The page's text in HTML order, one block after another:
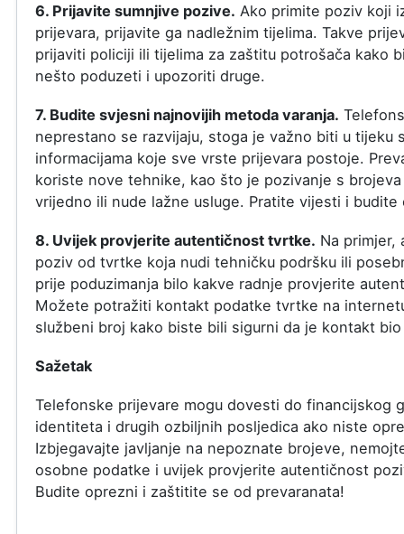
6. Prijavite sumnjive pozive. Ako primite poziv koji
prijevara, prijavite ga nadležnim tijelima. Takve
prijaviti policiji ili tijelima za zaštitu potrošača kako
nešto poduzeti i upozoriti druge.
7. Budite svjesni najnovijih metoda varanja.
neprestano se razvijaju, stoga je važno biti u tijeku
informacijama koje sve vrste prijevara postoje.
koriste nove tehnike, kao što je pozivanje s
vrijedno ili nude lažne usluge. Pratite vijesti i budite
8. Uvijek provjerite autentičnost tvrtke. Na primjer,
poziv od tvrtke koja nudi tehničku podršku ili
prije poduzimanja bilo kakve radnje provjerite
Možete potražiti kontakt podatke tvrtke na
službeni broj kako biste bili sigurni da je kontakt
Sažetak
Telefonske prijevare mogu dovesti do financijskog
identiteta i drugih ozbiljnih posljedica ako niste
Izbjegavajte javljanje na nepoznate brojeve,
osobne podatke i uvijek provjerite autentičnost
Budite oprezni i zaštitite se od prevaranata!